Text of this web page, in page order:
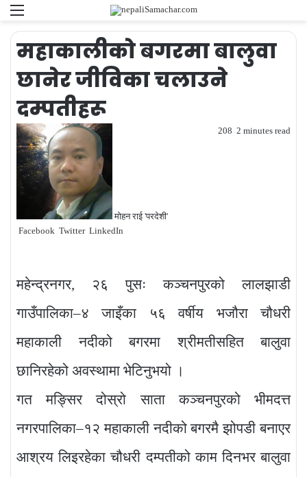
Menu
महाकालीको बगरमा बालुवा
छानेर जीविका चलाउने
दम्पतीहरू
मोहन राई 'परदेशी'
208 2 minutes read
Facebook Twitter LinkedIn
महेन्द्रनगर, २६ पुसः कञ्चनपुरको लालझाडी
गाउँपालिका–४ जाइँका ५६ वर्षीय भजौरा चौधरी
महाकाली नदीको बगरमा श्रीमतीसहित बालुवा
छानिरहेको अवस्थामा भेटिनुभयो ।
गत मङ्सिर दोस्रो साता कञ्चनपुरको भीमदत्त
नगरपालिका–१२ महाकाली नदीको बगरमै झोपडी बनाएर
आश्रय लिइरहेका चौधरी दम्पतीको काम दिनभर बालुवा